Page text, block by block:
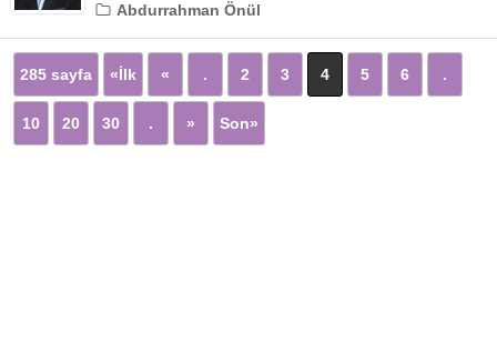
Abdurrahman Önül
285 sayfa «İlk « . 2 3 4 5 6 .
10 20 30 . » Son»